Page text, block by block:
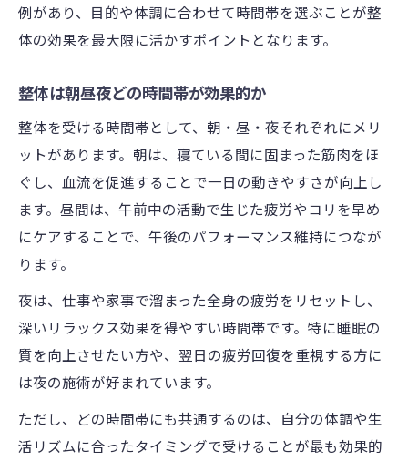
例があり、目的や体調に合わせて時間帯を選ぶことが整
体の効果を最大限に活かすポイントとなります。
整体は朝昼夜どの時間帯が効果的か
整体を受ける時間帯として、朝・昼・夜それぞれにメリ
ットがあります。朝は、寝ている間に固まった筋肉をほ
ぐし、血流を促進することで一日の動きやすさが向上し
ます。昼間は、午前中の活動で生じた疲労やコリを早め
にケアすることで、午後のパフォーマンス維持につなが
ります。
夜は、仕事や家事で溜まった全身の疲労をリセットし、
深いリラックス効果を得やすい時間帯です。特に睡眠の
質を向上させたい方や、翌日の疲労回復を重視する方に
は夜の施術が好まれています。
ただし、どの時間帯にも共通するのは、自分の体調や生
活リズムに合ったタイミングで受けることが最も効果的